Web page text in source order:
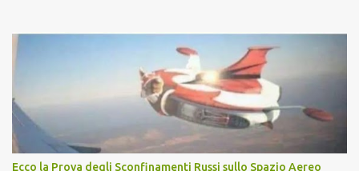
Vaccino come: l' Amaro del Capo, era "spettacolare Ghiacciato, ma
andava bene anche, a Temperatura Ambiente"! Riproponiamo
l'articolo per NON Dimenticare!
Ecco la Prova degli Sconfinamenti Russi sullo Spazio Aereo